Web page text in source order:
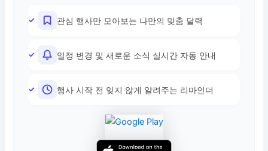
관심 행사만 모아보는 나만의 맞춤 달력
일정 변경 및 새로운 소식 실시간 자동 안내
행사 시작 전 잊지 않게 알려주는 리마인더